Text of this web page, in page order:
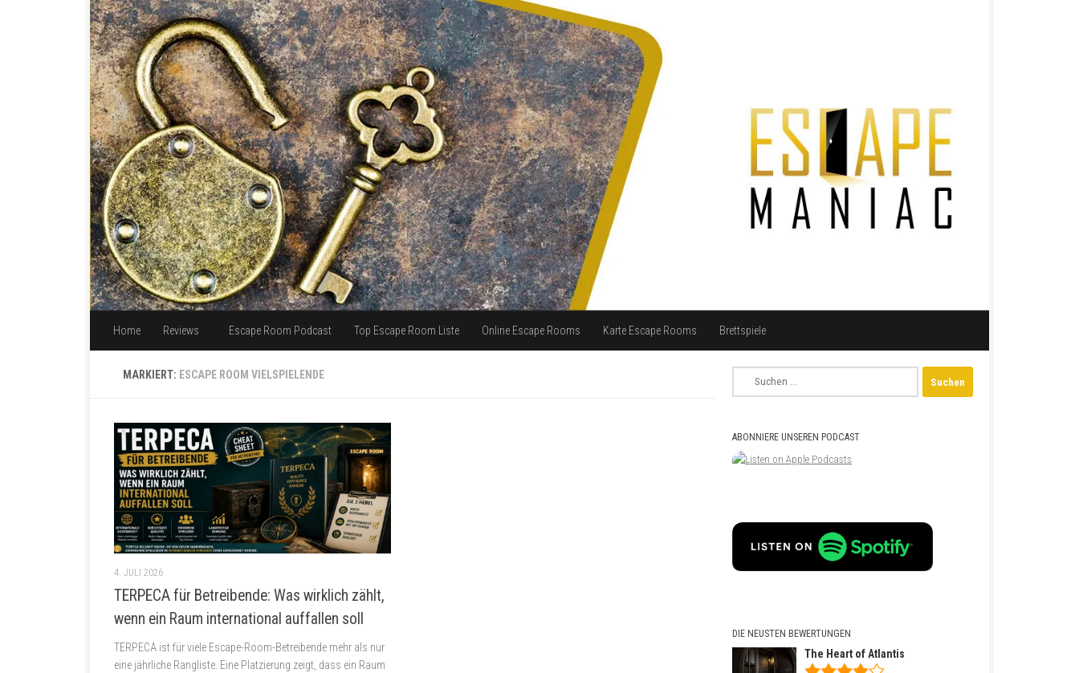
Unter dem Inhalt
Home Reviews Escape Room Podcast Top Escape Room Liste Online Escape Rooms Karte Escape Rooms Brettspiele
MARKIERT: ESCAPE ROOM VIELSPIELENDE
4. JULI 2026
TERPECA für Betreibende: Was wirklich zählt,
wenn ein Raum international auffallen soll
TERPECA ist für viele Escape-Room-Betreibende mehr als nur
eine jährliche Rangliste. Eine Platzierung zeigt, dass ein Raum
ABONNIERE UNSEREN PODCAST
DIE NEUSTEN BEWERTUNGEN
The Heart of Atlantis